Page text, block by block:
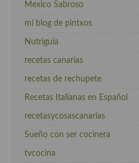
Mexico Sabroso
mi blog de pintxos
Nutriguia
recetas canarias
recetas de rechupete
Recetas Italianas en Español
recetasycosascanarias
Sueño con ser cocinera
tvcocina